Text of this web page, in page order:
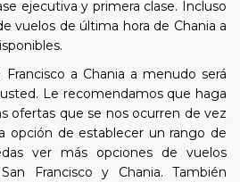
ejecutiva y primera clase. Incluso
vuelos de última hora de Chania a
a Chania a menudo será
Le recomendamos que haga
ofertas que se nos ocurren de vez
opción de establecer un rango de
ver más opciones de vuelos
Francisco y Chania. También